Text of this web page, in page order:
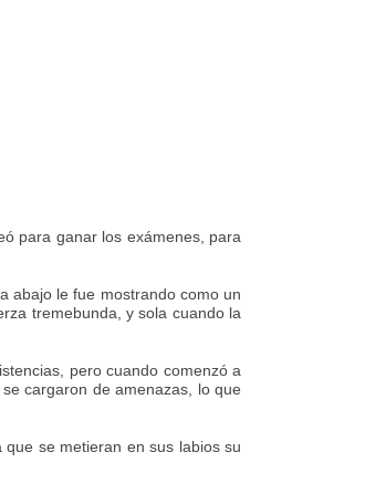
para ganar los exámenes, para
abajo le fue mostrando como un
tremebunda, y sola cuando la
pero cuando comenzó a
cargaron de amenazas, lo que
se metieran en sus labios su